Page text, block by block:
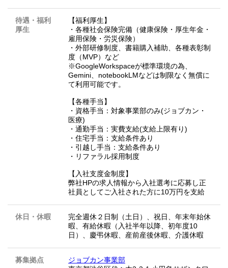
待遇・福利
厚生
【福利厚生】
・各種社会保険完備（健康保険・厚生年金・
雇用保険・労災保険）
・外部研修制度、書籍購入補助、各種表彰制
度（MVP）など
※GoogleWorkspaceが標準環境の為、
Gemini、notebookLMなどは制限なく無償に
て利用可能です。
【各種手当】
・資格手当：対象事業部のみ(ジョブカン・
医療)
・通勤手当：実費支給(支給上限有り)
・住宅手当：支給条件あり
・引越し手当：支給条件あり
・リファラル採用制度
【入社支度金制度】
弊社HPの求人情報から入社選考に応募し正
社員としてご入社された方に10万円を支給
休日・休暇
完全週休２日制（土日）、祝日、年末年始休
暇、有給休暇（入社半年以降、初年度10
日）、慶弔休暇、産前産後休暇、介護休暇
募集拠点
ジョブカン事業部